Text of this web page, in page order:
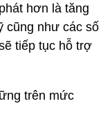
hơn là tăng
cũng như các số
tiếp tục hỗ trợ